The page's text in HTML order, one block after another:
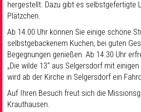
hergestellt. Dazu gibt es selbstgefertigte
Plätzchen.
Ab 14.00 Uhr können Sie einige schöne
selbstgebackenem Kuchen, bei guten
Begegnungen genießen. Ab 14.30 Uhr
„Die wilde 13“ aus Selgersdorf mit
wird ab der Kirche in Selgersdorf ein
Auf Ihren Besuch freut sich die
Krauthausen.